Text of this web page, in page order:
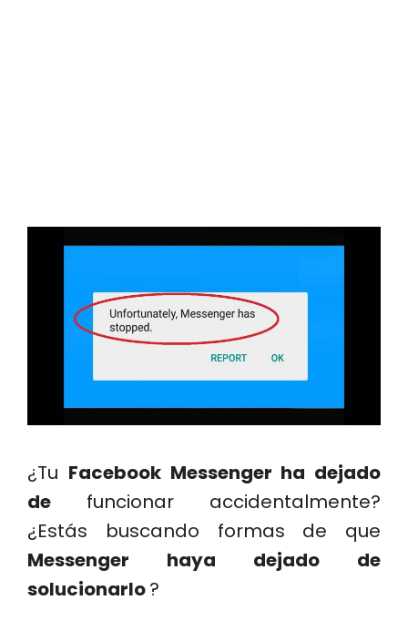
¿Tu Facebook Messenger ha dejado
de funcionar accidentalmente?
¿Estás buscando formas de que
Messenger haya dejado de
solucionarlo?